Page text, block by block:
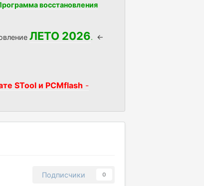
восстановления
ЛЕТО 2026. <-
STool и PCMflash -
Подписчики 0